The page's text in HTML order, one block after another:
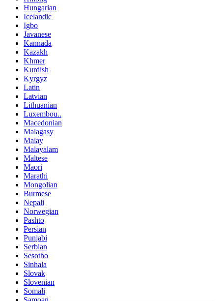
Hungarian
Icelandic
Igbo
Javanese
Kannada
Kazakh
Khmer
Kurdish
Kyrgyz
Latin
Latvian
Lithuanian
Luxembou..
Macedonian
Malagasy
Malay
Malayalam
Maltese
Maori
Marathi
Mongolian
Burmese
Nepali
Norwegian
Pashto
Persian
Punjabi
Serbian
Sesotho
Sinhala
Slovak
Slovenian
Somali